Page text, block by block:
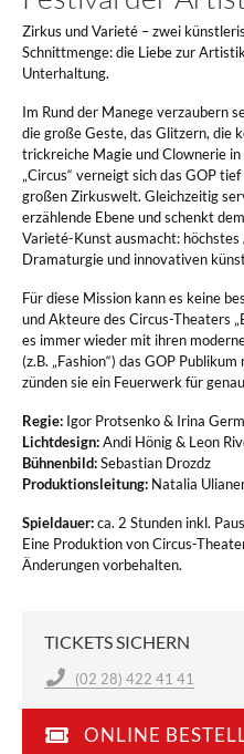
Zirkus und Varieté – zwei
Schnittmenge: die Liebe zur
Unterhaltung.
Im Rund der Manege verzaubern
die große Geste, das Glitzern, die
trickreiche Magie und Clownerie
„Circus“ verneigt sich das GOP
großen Zirkuswelt. Gleichzeitig
erzählende Ebene und schenkt
Varieté-Kunst ausmacht:
Dramaturgie und innovativen
Für diese Mission kann es keine
und Akteure des Circus-Theaters
es immer wieder mit ihren
(z.B. „Fashion“) das GOP
zünden sie ein Feuerwerk für
Regie: Igor Protsenko & Irina
Lichtdesign:Andi Hönig & Leon
Bühnenbild:Sebastian Drozdz
Produktionsleitung: Natalia
Spieldauer:ca. 2 Stunden inkl.
Eine Produktion von Circus-
Änderungen vorbehalten.
TICKETS SICHERN
(02 28) 422 41 41
ONLINE